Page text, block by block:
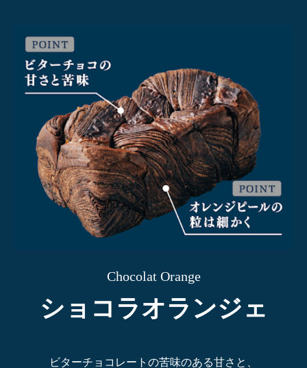
Chocolat Orange
ショコラオランジェ
ビターチョコレートの苦味のある甘さと、